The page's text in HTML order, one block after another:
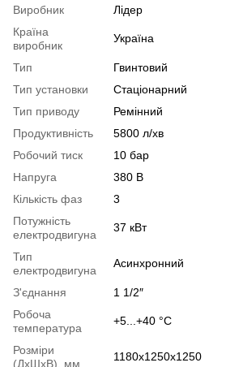
Виробник
Лідер
Країна
виробник
Україна
Тип
Гвинтовий
Тип установки
Стаціонарний
Тип приводу
Ремінний
Продуктивність
5800 л/хв
Робочий тиск
10 бар
Напруга
380 В
Кількість фаз
3
Потужність
електродвигуна
37 кВт
Тип
електродвигуна
Асинхронний
З'єднання
1 1/2″
Робоча
температура
+5...+40 °С
Розміри
(ДxШxВ), мм
1180х1250х1250